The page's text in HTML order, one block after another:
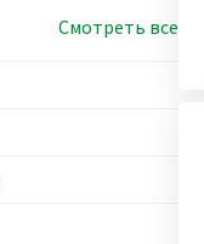
Смотреть все